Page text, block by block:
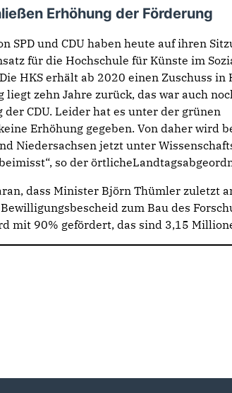
Erhöhung der Förderung
SPD und CDU haben heute auf ihren
für die Hochschule für Künste im
HKS erhält ab 2020 einen Zuschuss in
liegt zehn Jahre zurück, das war auch
CDU. Leider hat es unter der grünen
Erhöhung gegeben. Von daher wird
Niedersachsen jetzt unter
so der
dass Minister Björn Thümler zuletzt
zum Bau des
mit 90% gefördert, das sind 3,15